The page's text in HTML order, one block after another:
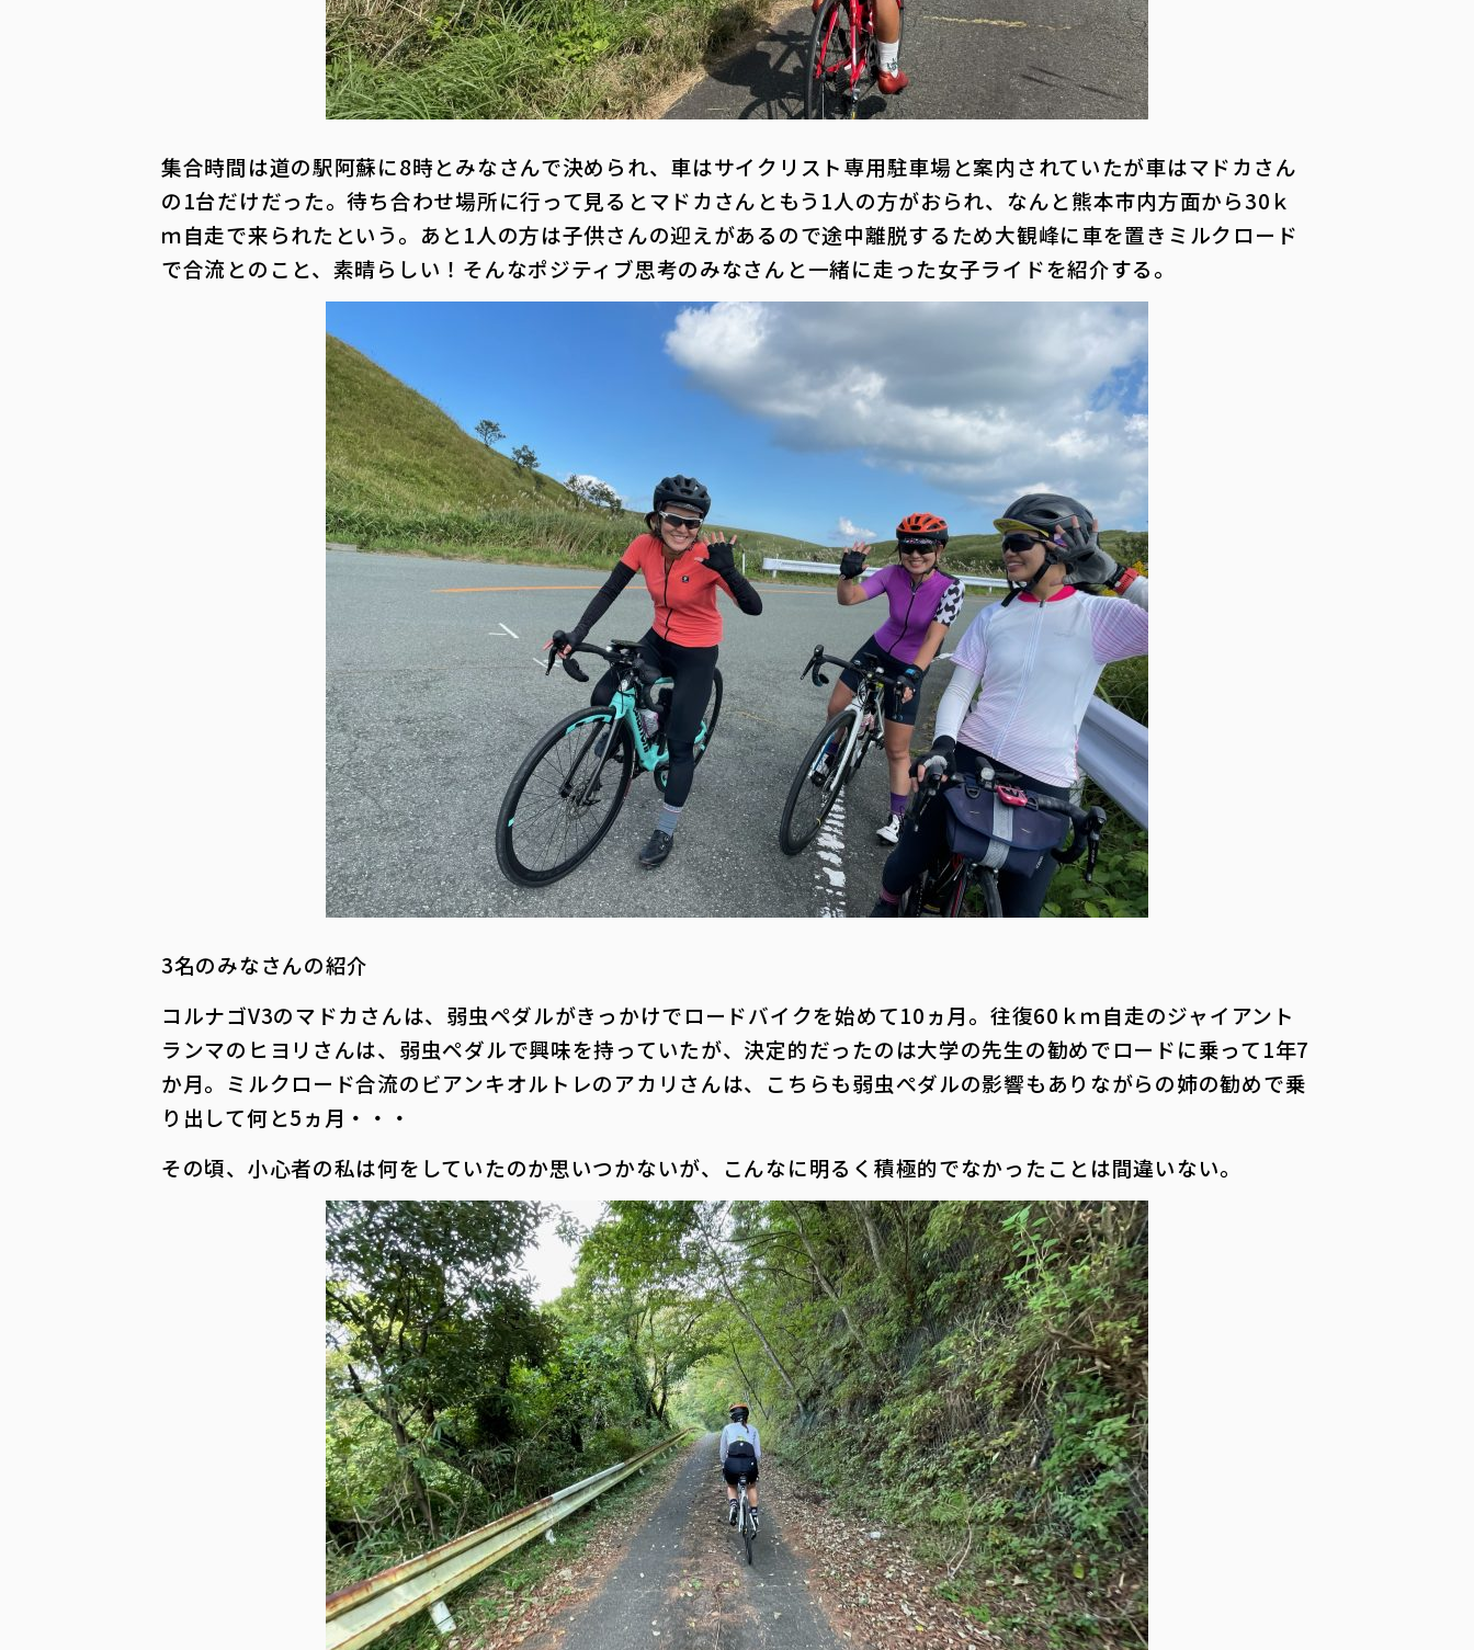
集合時間は道の駅阿蘇に8時とみなさんで決められ、車はサイクリスト専用駐車場と案内されていたが車はマドカさん
の1台だけだった。待ち合わせ場所に行って見るとマドカさんともう1人の方がおられ、なんと熊本市内方面から30ｋ
ｍ自走で来られたという。あと1人の方は子供さんの迎えがあるので途中離脱するため大観峰に車を置きミルクロード
で合流とのこと、素晴らしい！そんなポジティブ思考のみなさんと一緒に走った女子ライドを紹介する。
3名のみなさんの紹介
コルナゴV3のマドカさんは、弱虫ペダルがきっかけでロードバイクを始めて10ヵ月。往復60ｋｍ自走のジャイアント
ランマのヒヨリさんは、弱虫ペダルで興味を持っていたが、決定的だったのは大学の先生の勧めでロードに乗って1年7
か月。ミルクロード合流のビアンキオルトレのアカリさんは、こちらも弱虫ぺダルの影響もありながらの姉の勧めで乗
り出して何と5ヵ月・・・
その頃、小心者の私は何をしていたのか思いつかないが、こんなに明るく積極的でなかったことは間違いない。